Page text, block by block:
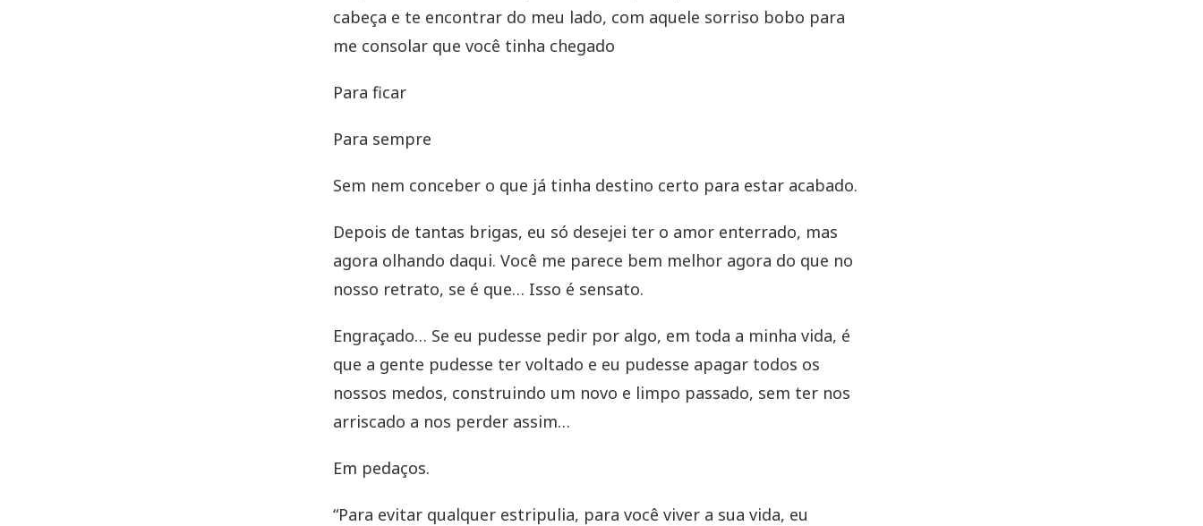
cabeça e te encontrar do meu lado, com aquele sorriso bobo para
me consolar que você tinha chegado
Para ficar
Para sempre
Sem nem conceber o que já tinha destino certo para estar acabado.
Depois de tantas brigas, eu só desejei ter o amor enterrado, mas
agora olhando daqui. Você me parece bem melhor agora do que no
nosso retrato, se é que… Isso é sensato.
Engraçado… Se eu pudesse pedir por algo, em toda a minha vida, é
que a gente pudesse ter voltado e eu pudesse apagar todos os
nossos medos, construindo um novo e limpo passado, sem ter nos
arriscado a nos perder assim…
Em pedaços.
“Para evitar qualquer estripulia, para você viver a sua vida, eu